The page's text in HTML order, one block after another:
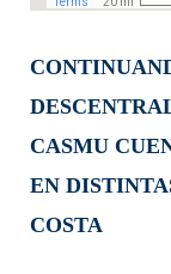
CASMU
EN
COSTA